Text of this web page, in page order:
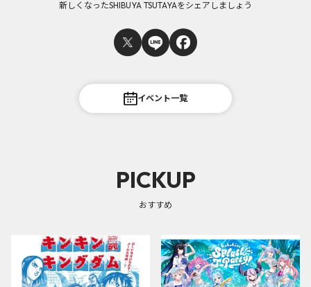
新しくなったSHIBUYA TSUTAYAをシェアしましょう
イベント一覧
PICKUP
おすすめ